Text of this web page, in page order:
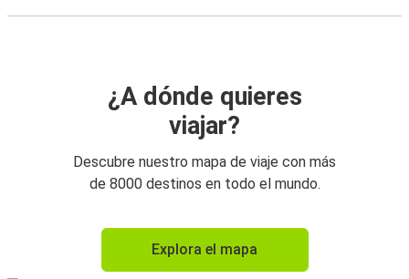
¿A dónde quieres
viajar?
Descubre nuestro mapa de viaje con más
de 8000 destinos en todo el mundo.
Explora el mapa